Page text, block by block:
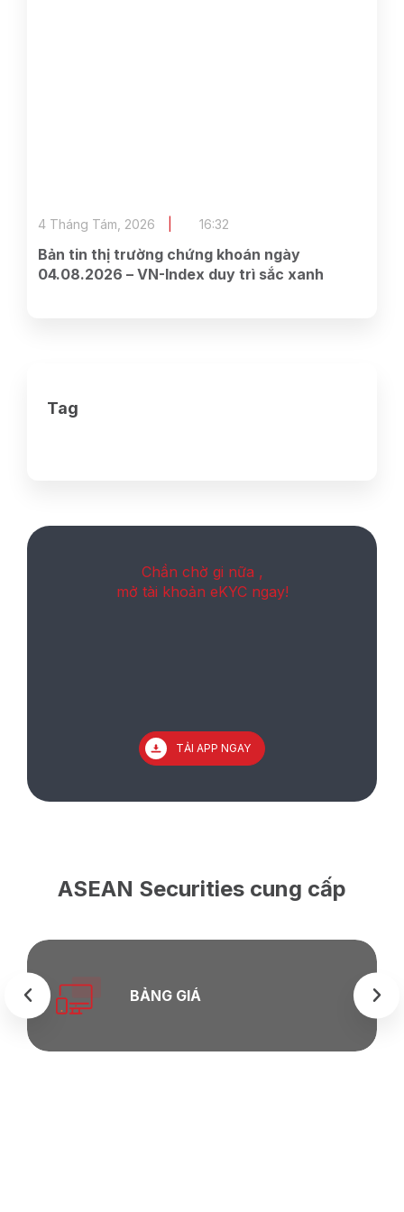
Bản tin thị trường chứng khoán ngày
04.08.2026 – VN-Index duy trì sắc xanh
4 Tháng Tám, 2026 16:32
Tag
Chần chờ gi nữa ,
mở tài khoản eKYC ngay!
TẢI APP NGAY
ASEAN Securities cung cấp
BẢNG GIÁ